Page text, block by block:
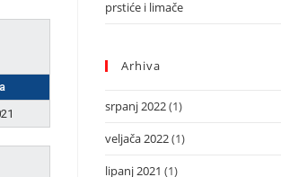
prstiće i limače
Arhiva
srpanj 2022(1)
veljača 2022(1)
lipanj 2021 (1)